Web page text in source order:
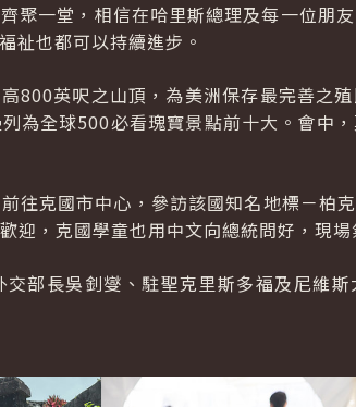
聚一堂，相信在哈里斯總理及每一位朋
祉也都可以持續進步。
英呎之山頂，為美洲保存最完善之
為全球500必看瑰寶景點前十大。會中
往克國市中心，參訪該國知名地標－
，克國學童也用中文向總統問好，現場
部長吳釗燮、駐聖克里斯多福及尼維